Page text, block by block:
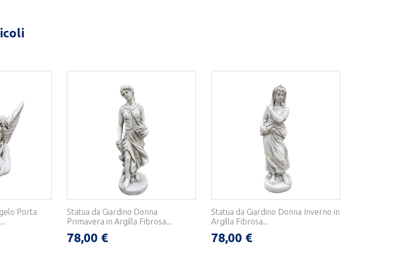
Porta
Statua da Giardino Donna
Primavera in Argilla Fibrosa...
78,00 €
Statua da Giardino Donna Inverno in
Argilla Fibrosa...
78,00 €